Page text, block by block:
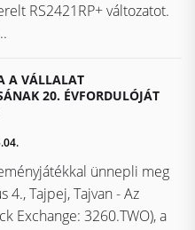
RS2421RP+ változatot.
A VÁLLALAT
20. ÉVFORDULÓJÁT
ünnepli meg
Tajpej, Tajvan - Az
Exchange: 3260.TWO), a